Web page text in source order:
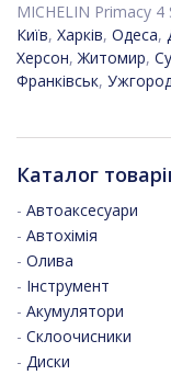
MICHELIN Primacy 4
Київ, Харків, Одеса,
Херсон,Житомир,
Франківськ,
Каталог
- Автоаксесуари
- Автохімія
- Олива
- Інструмент
- Акумулятори
- Склоочисники
- Диски